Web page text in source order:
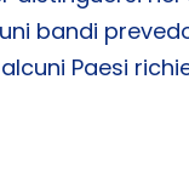
bandi
Paesi